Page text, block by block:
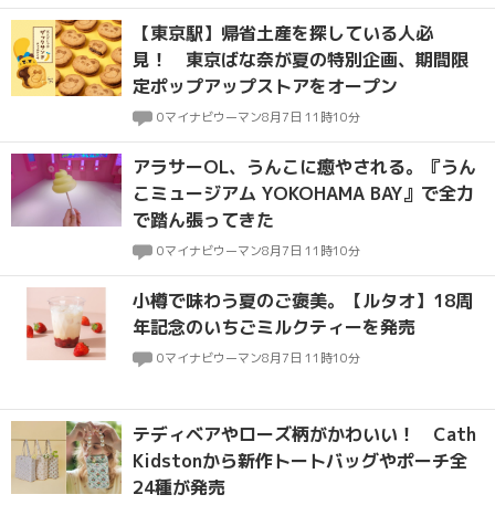
【東京駅】帰省土産を探している人必
見！ 東京ばな奈が夏の特別企画、期間限
定ポップアップストアをオープン
0マイナビウーマン8月7日 11時10分
アラサーOL、うんこに癒やされる。『うん
こミュージアム YOKOHAMA BAY』で全力
で踏ん張ってきた
0マイナビウーマン8月7日 11時10分
小樽で味わう夏のご褒美。【ルタオ】18周
年記念のいちごミルクティーを発売
0マイナビウーマン8月7日 11時10分
テディベアやローズ柄がかわいい！ Cath
Kidstonから新作トートバッグやポーチ全
24種が発売